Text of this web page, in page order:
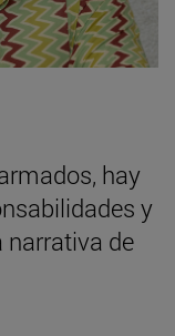
hay
y
narrativa de